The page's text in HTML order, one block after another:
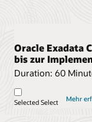
Oracle Exadata
bis zur
Duration: 60
Selected Select Mehr